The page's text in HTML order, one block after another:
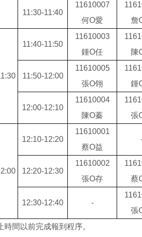
11:30-11:40
11610007
何O愛
詹
11:40-11:50
11610003
鍾O任
陳
11:50-12:00
11610005
張O翎
鍾
12:00-12:10
11610004
陳O蓁
張
12:10-12:20
11610001
蔡O益
12:20-12:30
11610002
張O存
蔡
12:30-12:40 -
張
時間以前完成報到程序。